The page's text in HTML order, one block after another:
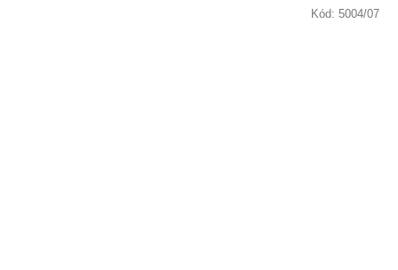
Kód: 5004/07